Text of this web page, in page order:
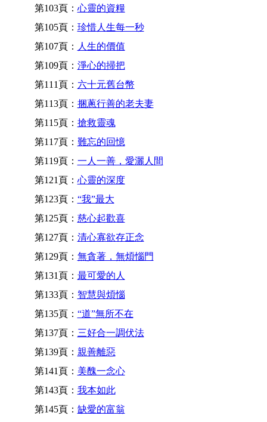
第103頁： 心靈的資糧
第105頁： 珍惜人生每一秒
第107頁： 人生的價值
第109頁： 淨心的掃把
第111頁： 六十元舊台幣
第113頁： 捆蔥行善的老夫妻
第115頁： 搶救靈魂
第117頁： 難忘的回憶
第119頁： 一人一善，愛灑人間
第121頁： 心靈的深度
第123頁： “我”最大
第125頁： 慈心起歡喜
第127頁： 清心寡欲存正念
第129頁： 無貪著，無煩惱門
第131頁： 最可愛的人
第133頁： 智慧與煩惱
第135頁： “道”無所不在
第137頁： 三好合一調伏法
第139頁： 親善離惡
第141頁： 美醜一念心
第143頁： 我本如此
第145頁： 缺愛的富翁